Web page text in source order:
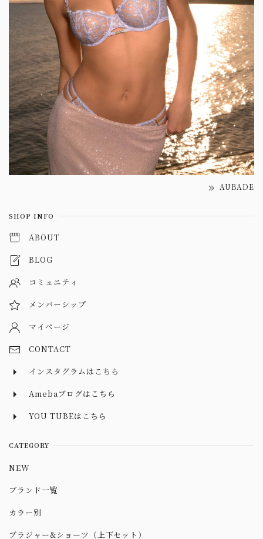
AUBADE
SHOP INFO
ABOUT
BLOG
コミュニティ
メンバーシップ
マイページ
CONTACT
インスタグラムはこちら
Amebaブログはこちら
YOU TUBEはこちら
CATEGORY
NEW
ブランド一覧
カラー別
ブラジャー&ショーツ（上下セット）